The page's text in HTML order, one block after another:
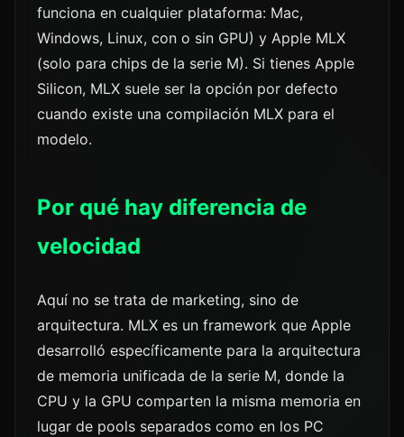
funciona en cualquier plataforma: Mac,
Windows, Linux, con o sin GPU) y Apple MLX
(solo para chips de la serie M). Si tienes Apple
Silicon, MLX suele ser la opción por defecto
cuando existe una compilación MLX para el
modelo.
Por qué hay diferencia de
velocidad
Aquí no se trata de marketing, sino de
arquitectura. MLX es un framework que Apple
desarrolló específicamente para la arquitectura
de memoria unificada de la serie M, donde la
CPU y la GPU comparten la misma memoria en
lugar de pools separados como en los PC